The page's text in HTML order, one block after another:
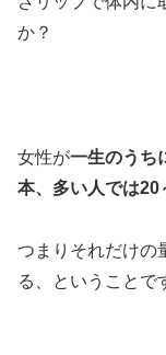
か？
女性が一生のうち
本、多い人では20
つまりそれだけの
る、ということで